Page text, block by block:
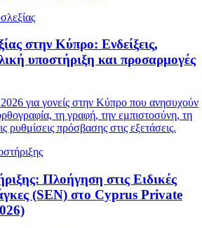
στην Κύπρο: Ενδείξεις,
υποστήριξη και προσαρμογές
για γονείς στην Κύπρο που ανησυχούν
τη γραφή, την εμπιστοσύνη, τη
ρυθμίσεις πρόσβασης στις εξετάσεις.
Πλοήγηση στις Ειδικές
(SEN) στο Cyprus Private